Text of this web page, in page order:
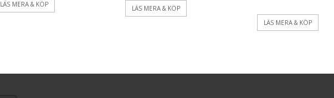
LÄS MERA & KÖP LÄS MERA & KÖP
LÄS MERA & KÖP